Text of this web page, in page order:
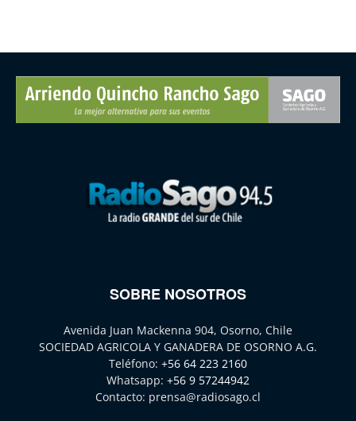
SOBRE NOSOTROS
Avenida Juan Mackenna 904, Osorno, Chile
SOCIEDAD AGRICOLA Y GANADERA DE OSORNO A.G.
Teléfono: +56 64 223 2160
Whatsapp: +56 9 57244942
Contacto: prensa@radiosago.cl